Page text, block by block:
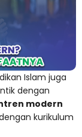
Islam juga
dengan
modern
kurikulum